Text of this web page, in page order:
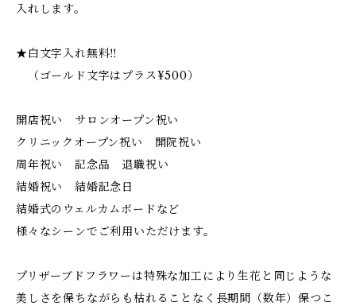
入れします。
★白文字入れ無料‼︎
（ゴールド文字はプラス¥500）
開店祝い サロンオープン祝い
クリニックオープン祝い 開院祝い
周年祝い 記念品 退職祝い
結婚祝い 結婚記念日
結婚式のウェルカムボードなど
様々なシーンでご利用いただけます。
プリザーブドフラワーは特殊な加工により生花と同じような
美しさを保ちながらも枯れることなく長期間（数年）保つこ